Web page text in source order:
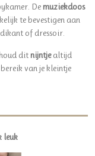
De muziekdoos
te bevestigen aan
of dressoir.
dit nijntjealtijd
van je kleintje
leuk